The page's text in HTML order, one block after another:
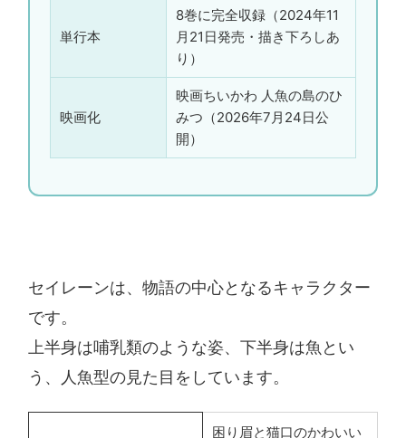
単行本
8巻に完全収録（2024年11
月21日発売・描き下ろしあ
り）
映画化
映画ちいかわ 人魚の島のひ
みつ（2026年7月24日公
開）
セイレーンは、物語の中心となるキャラクター
です。
上半身は哺乳類のような姿、下半身は魚とい
う、人魚型の見た目をしています。
困り眉と猫口のかわいい